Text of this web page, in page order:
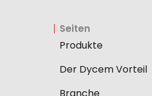
Seiten
Produkte
Der Dycem Vorteil
Branche